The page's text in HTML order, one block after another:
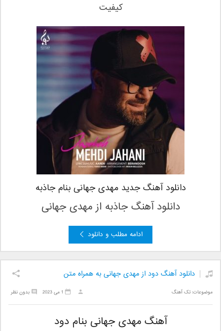
کیفیت
دانلود آهنگ جدید مهدی جهانی بنام جاذبه
دانلود آهنگ جاذبه از مهدی جهانی
ادامه مطلب و دانلود
دانلود آهنگ دود از مهدی جهانی به همراه متن
موضوعات:تک آهنگ بدون نظر 1 می 2023
آهنگ مهدی جهانی بنام دود